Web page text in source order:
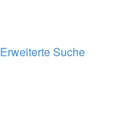
Erweiterte Suche